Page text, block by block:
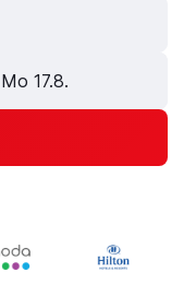
Mo 17.8.